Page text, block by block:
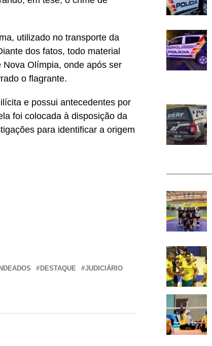
utilizado no transporte da
dos fatos, todo material
Olímpia, onde após ser
o flagrante.
e possui antecedentes por
foi colocada à disposição da
para identificar a origem
DESTAQUE
JUDICIÁRIO